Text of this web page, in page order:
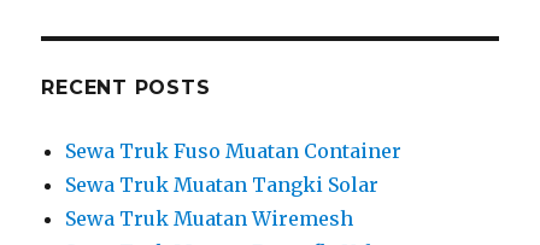
RECENT POSTS
Sewa Truk Fuso Muatan Container
Sewa Truk Muatan Tangki Solar
Sewa Truk Muatan Wiremesh